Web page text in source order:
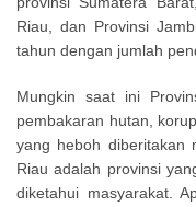
Riau, dan Provinsi
tahun dengan jumlah
Mungkin saat ini
pembakaran hutan,
yang heboh diberitakan
Riau adalah provinsi
diketahui masyarakat.